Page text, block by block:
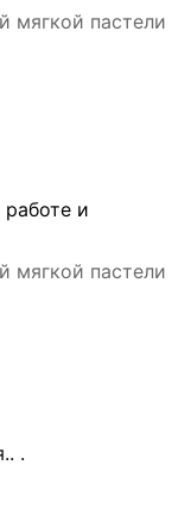
мягкой пастели
работе и
мягкой пастели
.